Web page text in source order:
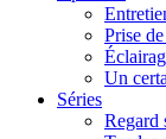
Prise
Un
Séries
Regard